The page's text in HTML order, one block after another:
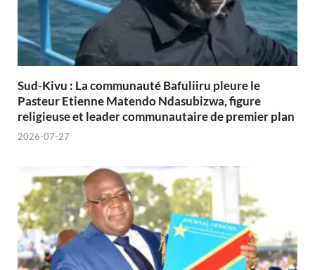
Sud-Kivu : La communauté Bafuliiru pleure le
Pasteur Etienne Matendo Ndasubizwa, figure
religieuse et leader communautaire de premier plan
2026-07-27